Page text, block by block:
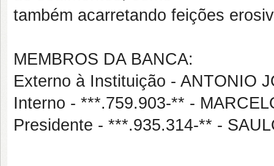
também acarretando feições
MEMBROS DA BANCA:
Externo à Instituição - ANTONIO
Interno - ***.759.903-** -
Presidente - ***.935.314-** -